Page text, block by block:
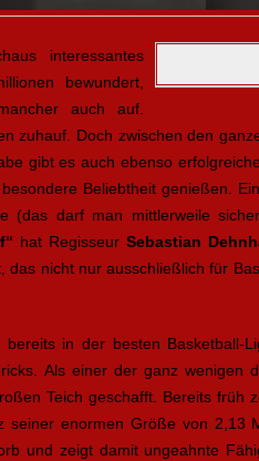
interessantes
bewundert,
auch auf.
zuhauf. Doch zwischen den
gibt es auch ebenso
Beliebtheit genießen.
(das darf man mittlerweile
hat Regisseur Sebastian
das nicht nur ausschließlich für
in der besten Basketball-
Als einer der ganz wenigen
Teich geschafft. Bereits früh
seiner enormen Größe von 2,13
und zeigt damit ungeahnte